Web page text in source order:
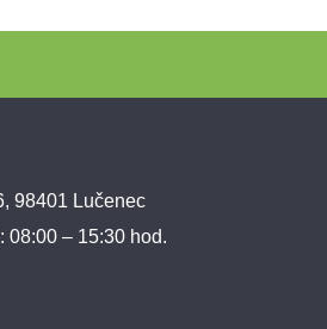
98401 Lučenec
08:00 – 15:30 hod.